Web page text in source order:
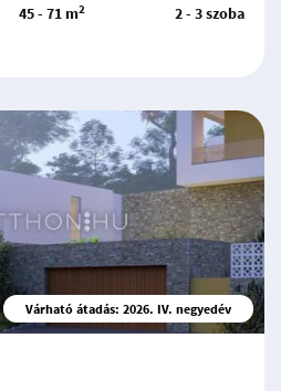
45 - 71 m2 2 - 3 szoba
Várható átadás: 2026. IV. negyedév